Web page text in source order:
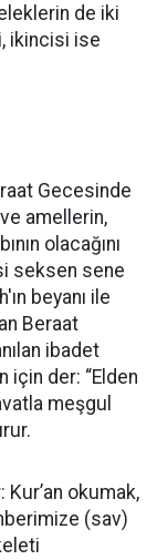
de iki
ikincisi ise
Gecesinde
amellerin,
olacağını
seksen sene
beyanı ile
Beraat
ibadet
için der: “Elden
meşgul
okumak,
(sav)